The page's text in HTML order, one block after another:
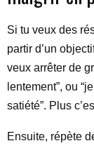
Si tu veux des
partir d’un
veux arrêter de
lentement”, ou
satiété”. Plus
Ensuite, répète